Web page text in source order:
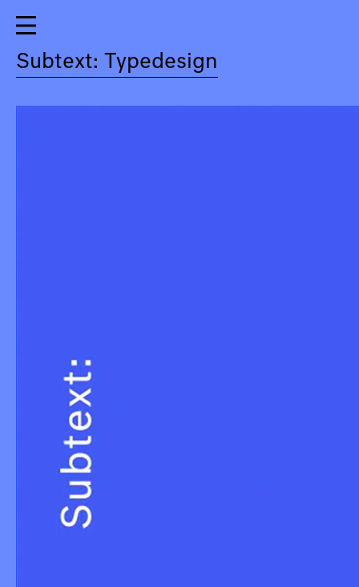
Subtext: Typedesign